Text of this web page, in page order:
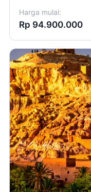
Harga mulai:
Rp 94.900.000